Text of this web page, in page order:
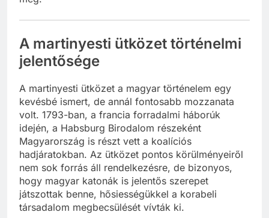
A martinyesti ütközet történelmi
jelentősége
A martinyesti ütközet a magyar történelem egy
kevésbé ismert, de annál fontosabb mozzanata
volt. 1793-ban, a francia forradalmi háborúk
idején, a Habsburg Birodalom részeként
Magyarország is részt vett a koalíciós
hadjáratokban. Az ütközet pontos körülményeiről
nem sok forrás áll rendelkezésre, de bizonyos,
hogy magyar katonák is jelentős szerepet
játszottak benne, hősiességükkel a korabeli
társadalom megbecsülését vívták ki.